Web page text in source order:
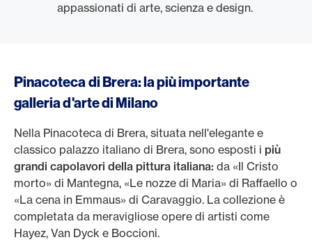
appassionati di arte, scienza e design.
Pinacoteca di Brera: la più importante
galleria d'arte di Milano
Nella Pinacoteca di Brera, situata nell'elegante e
classico palazzo italiano di Brera, sono esposti i più
grandi capolavori della pittura italiana: da «Il Cristo
morto» di Mantegna, «Le nozze di Maria» di Raffaello o
«La cena in Emmaus» di Caravaggio. La collezione è
completata da meravigliose opere di artisti come
Hayez, Van Dyck e Boccioni.